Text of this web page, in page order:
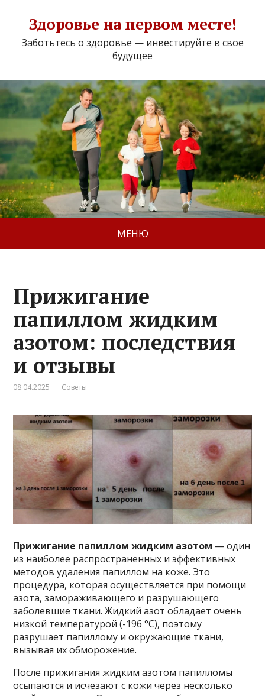
Здоровье на первом месте!
Заботьтесь о здоровье — инвестируйте в свое
будущее
МЕНЮ
Прижигание
папиллом жидким
азотом: последствия
и отзывы
08.04.2025 Советы
Прижигание папиллом жидким азотом — один
из наиболее распространенных и эффективных
методов удаления папиллом на коже. Это
процедура, которая осуществляется при помощи
азота, замораживающего и разрушающего
заболевшие ткани. Жидкий азот обладает очень
низкой температурой (-196 °C), поэтому
разрушает папиллому и окружающие ткани,
вызывая их обморожение.
После прижигания жидким азотом папилломы
осыпаются и исчезают с кожи через несколько